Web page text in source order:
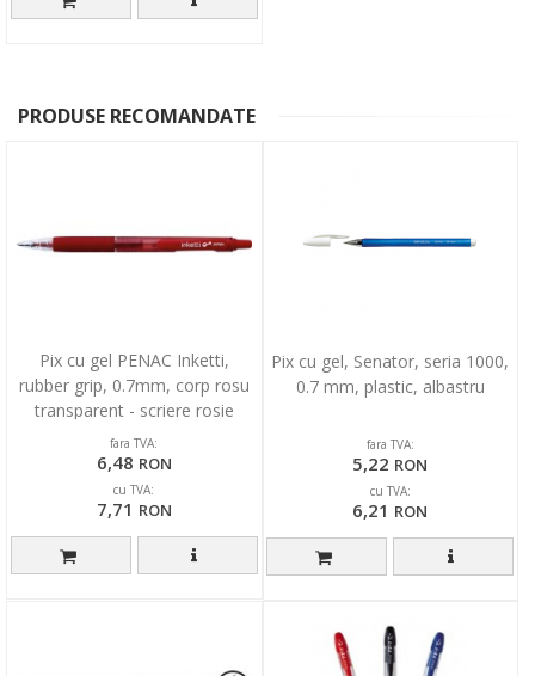
PRODUSE RECOMANDATE
Pix cu gel PENAC Inketti,
rubber grip, 0.7mm, corp rosu
transparent - scriere rosie
fara TVA:
6,48 RON
cu TVA:
7,71 RON
Pix cu gel, Senator, seria 1000,
0.7 mm, plastic, albastru
fara TVA:
5,22 RON
cu TVA:
6,21 RON